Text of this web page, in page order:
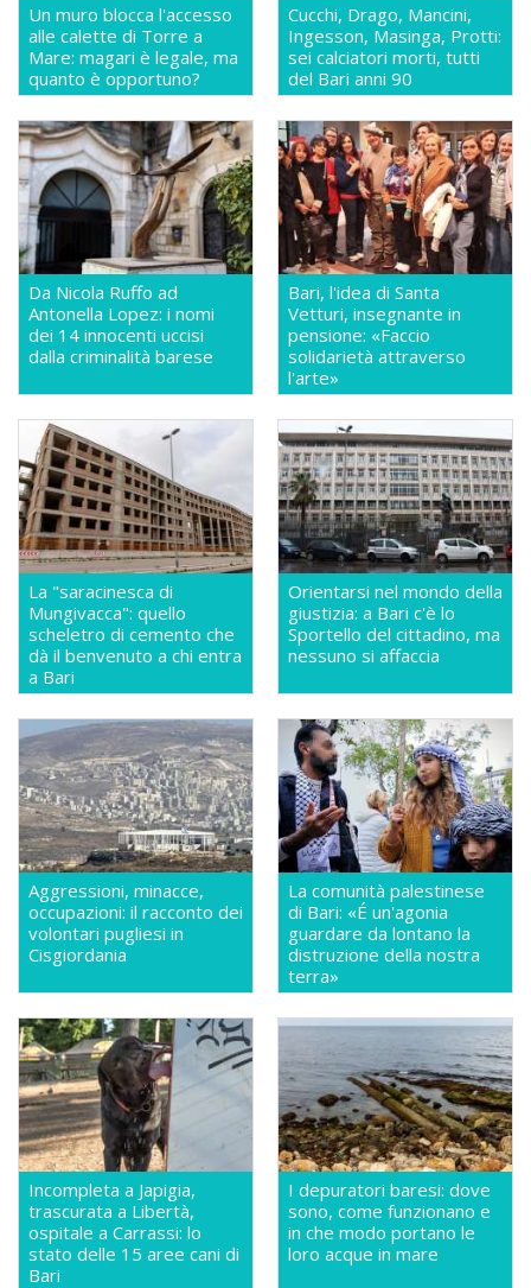
Un muro blocca l'accesso
alle calette di Torre a
Mare: magari è legale, ma
quanto è opportuno?
Cucchi, Drago, Mancini,
Ingesson, Masinga, Protti:
sei calciatori morti, tutti
del Bari anni 90
Da Nicola Ruffo ad
Antonella Lopez: i nomi
dei 14 innocenti uccisi
dalla criminalità barese
Bari, l'idea di Santa
Vetturi, insegnante in
pensione: «Faccio
solidarietà attraverso
l'arte»
La "saracinesca di
Mungivacca": quello
scheletro di cemento che
dà il benvenuto a chi entra
a Bari
Orientarsi nel mondo della
giustizia: a Bari c'è lo
Sportello del cittadino, ma
nessuno si affaccia
Aggressioni, minacce,
occupazioni: il racconto dei
volontari pugliesi in
Cisgiordania
La comunità palestinese
di Bari: «É un'agonia
guardare da lontano la
distruzione della nostra
terra»
Incompleta a Japigia,
trascurata a Libertà,
ospitale a Carrassi: lo
stato delle 15 aree cani di
Bari
I depuratori baresi: dove
sono, come funzionano e
in che modo portano le
loro acque in mare